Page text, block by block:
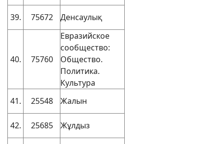
39. 75672 Денсаулық
40. 75760
Евразийское
сообщество:
Общество.
Политика.
Культура
41.
25548 Жалын
42. 25685 Жұлдыз